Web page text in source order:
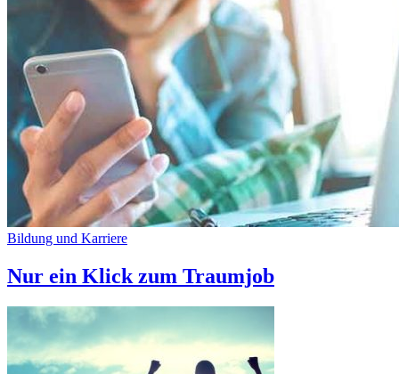
Bildung und Karriere
Nur ein Klick zum Traumjob